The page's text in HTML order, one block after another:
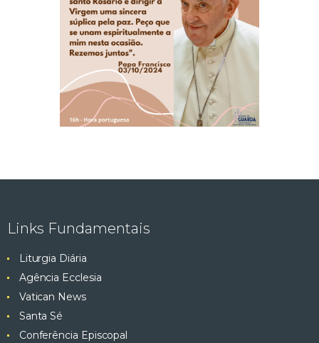
Links Fundamentais
Liturgia Diária
Agência Ecclesia
Vatican News
Santa Sé
Conferência Episcopal